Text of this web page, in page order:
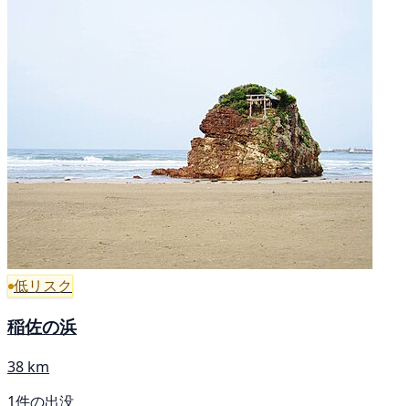
低リスク
稲佐の浜
38 km
1件の出没